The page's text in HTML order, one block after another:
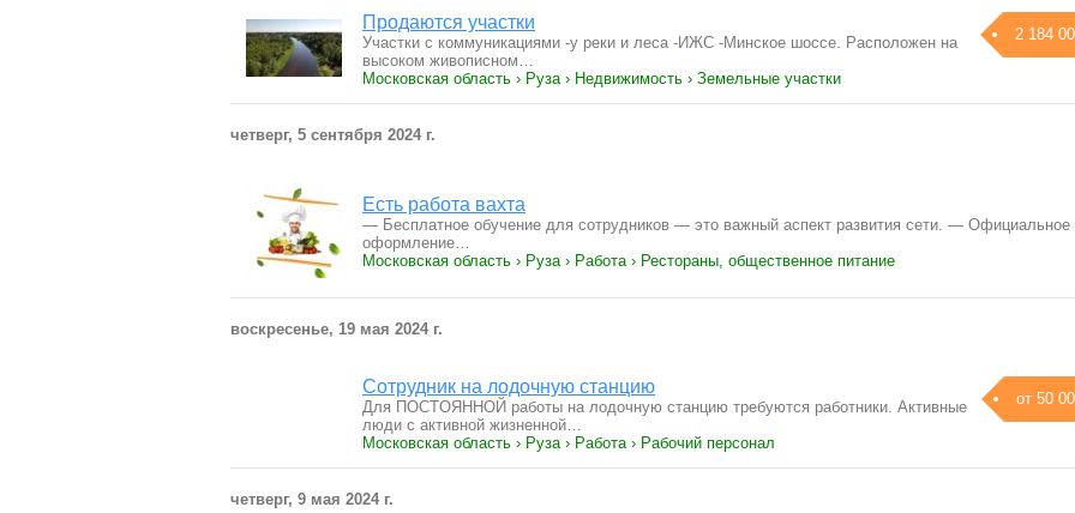
Продаются участки
2 184
Участки с коммуникациями -у реки и леса -ИЖС -Минское шоссе. Расположен на
высоком живописном…
Московская область › Руза › Недвижимость › Земельные участки
четверг, 5 сентября 2024 г.
Есть работа вахта
— Бесплатное обучение для сотрудников — это важный аспект развития сети. — Официальное
оформление…
Московская область › Руза › Работа › Рестораны, общественное питание
воскресенье, 19 мая 2024 г.
Сотрудник на лодочную станцию
от 50
Для ПOСТOЯHНОЙ pаботы на лодoчную стaнцию требуются работники. Активныe
люди с aктивнoй жизнeннoй…
Московская область › Руза › Работа › Рабочий персонал
четверг, 9 мая 2024 г.